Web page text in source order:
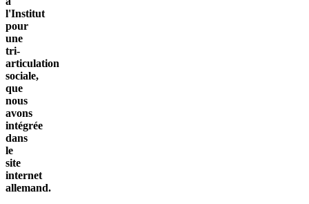
l'Institut
pour
une
tri-
articulation
sociale,
que
nous
avons
intégrée
dans
le
site
internet
allemand.